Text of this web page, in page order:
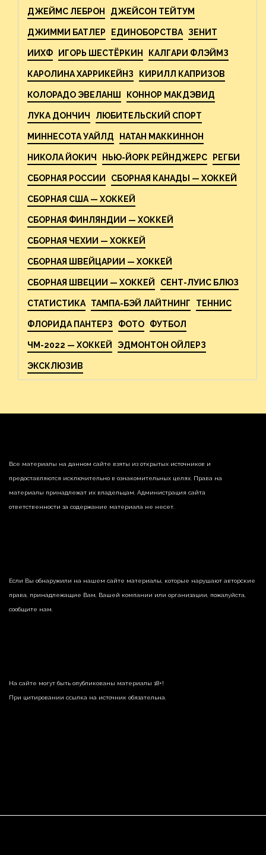
ДЖЕЙМС ЛЕБРОН ДЖЕЙСОН ТЕЙТУМ
ДЖИММИ БАТЛЕР ЕДИНОБОРСТВА ЗЕНИТ
ИИХФ ИГОРЬ ШЕСТЁРКИН КАЛГАРИ ФЛЭЙМЗ
КАРОЛИНА ХАРРИКЕЙНЗ КИРИЛЛ КАПРИЗОВ
КОЛОРАДО ЭВЕЛАНШ КОННОР МАКДЭВИД
ЛУКА ДОНЧИЧ ЛЮБИТЕЛЬСКИЙ СПОРТ
МИННЕСОТА УАЙЛД НАТАН МАККИННОН
НИКОЛА ЙОКИЧ НЬЮ-ЙОРК РЕЙНДЖЕРС РЕГБИ
СБОРНАЯ РОССИИ СБОРНАЯ КАНАДЫ — ХОККЕЙ
СБОРНАЯ США — ХОККЕЙ
СБОРНАЯ ФИНЛЯНДИИ — ХОККЕЙ
СБОРНАЯ ЧЕХИИ — ХОККЕЙ
СБОРНАЯ ШВЕЙЦАРИИ — ХОККЕЙ
СБОРНАЯ ШВЕЦИИ — ХОККЕЙ СЕНТ-ЛУИС БЛЮЗ
СТАТИСТИКА ТАМПА-БЭЙ ЛАЙТНИНГ ТЕННИС
ФЛОРИДА ПАНТЕРЗ ФОТО ФУТБОЛ
ЧМ-2022 — ХОККЕЙ ЭДМОНТОН ОЙЛЕРЗ
ЭКСКЛЮЗИВ
Все материалы на данном сайте взяты из открытых источников и
предоставляются исключительно в ознакомительных целях. Права на
материалы принадлежат их владельцам. Администрация сайта
ответственности за содержание материала не несет.
Если Вы обнаружили на нашем сайте материалы, которые нарушают авторские
права, принадлежащие Вам, Вашей компании или организации, пожалуйста,
сообщите нам.
На сайте могут быть опубликованы материалы 18+!
При цитировании ссылка на источник обязательна.